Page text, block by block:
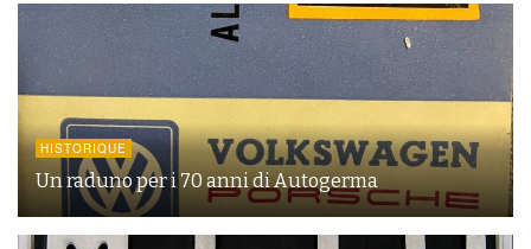
HISTORIQUE
Un raduno per i 70 anni di Autogerma